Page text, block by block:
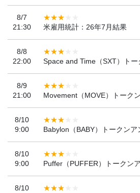
8/7
21:30
米雇用統計：26年7月結果
8/8
22:00
Space and Time（SXT）トー
8/9
21:00
Movement（MOVE）トーク
8/10
9:00
Babylon（BABY）トークンア
8/10
9:00
Puffer（PUFFER）トークン
8/10